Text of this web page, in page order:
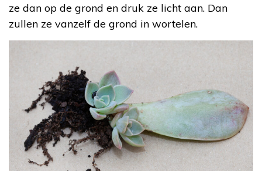
ze dan op de grond en druk ze licht aan. Dan
zullen ze vanzelf de grond in wortelen.